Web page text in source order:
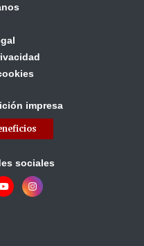
impresa
sociales